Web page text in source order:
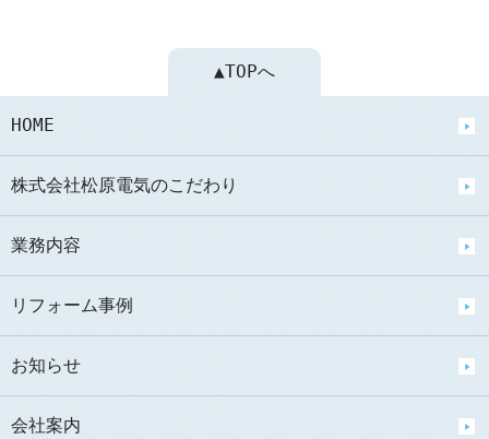
▲TOPへ
HOME
株式会社松原電気のこだわり
業務内容
リフォーム事例
お知らせ
会社案内